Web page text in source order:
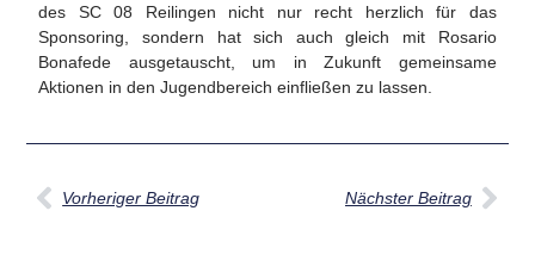
des SC 08 Reilingen nicht nur recht herzlich für das
Sponsoring, sondern hat sich auch gleich mit Rosario
Bonafede ausgetauscht, um in Zukunft gemeinsame
Aktionen in den Jugendbereich einfließen zu lassen.
Vorheriger Beitrag Nächster Beitrag